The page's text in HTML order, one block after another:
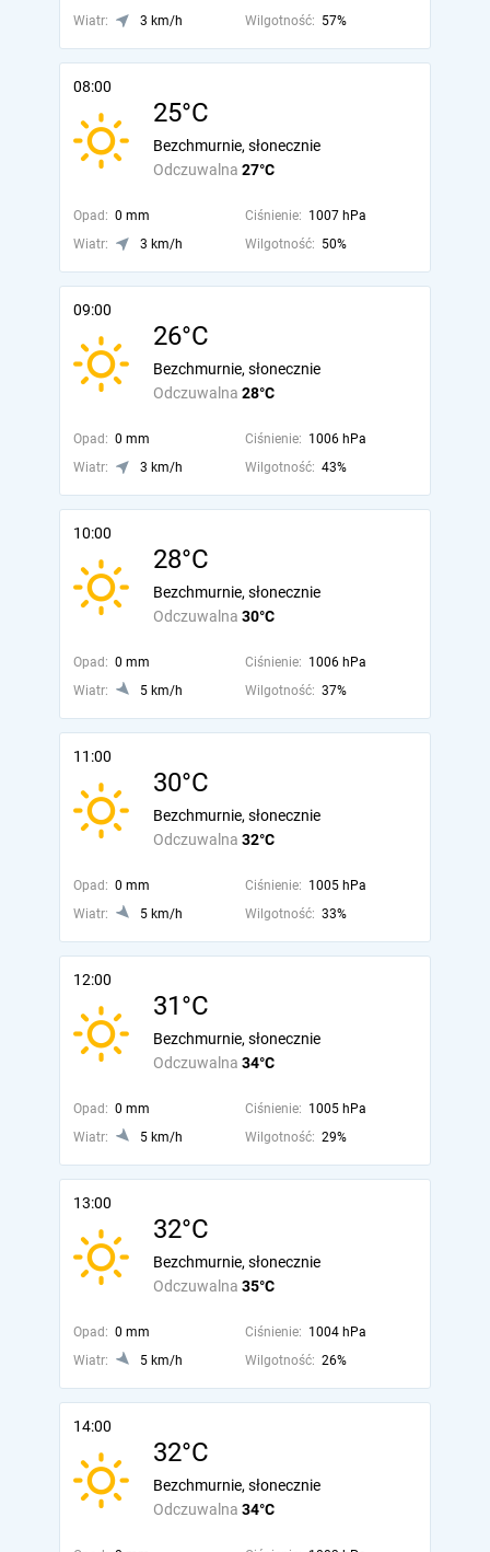
Wiatr: 3 km/h Wilgotność: 57%
08:00
25°C
Odczuwalna 27°C
Bezchmurnie, słonecznie
Opad: 0 mm Ciśnienie: 1007 hPa
Wiatr:
3 km/h Wilgotność: 50%
09:00
26°C
Odczuwalna 28°C
Bezchmurnie, słonecznie
Opad: 0 mm Ciśnienie: 1006 hPa
Wiatr:
3 km/h Wilgotność: 43%
10:00
28°C
Odczuwalna 30°C
Bezchmurnie, słonecznie
Opad: 0 mm Ciśnienie: 1006 hPa
Wiatr:
5 km/h Wilgotność: 37%
11:00
30°C
Odczuwalna 32°C
Bezchmurnie, słonecznie
Opad: 0 mm Ciśnienie: 1005 hPa
Wiatr:
5 km/h Wilgotność: 33%
12:00
31°C
Odczuwalna 34°C
Bezchmurnie, słonecznie
Opad: 0 mm Ciśnienie: 1005 hPa
Wiatr:
5 km/h Wilgotność: 29%
13:00
32°C
Odczuwalna 35°C
Bezchmurnie, słonecznie
Opad: 0 mm Ciśnienie: 1004 hPa
Wiatr:
5 km/h Wilgotność: 26%
14:00
32°C
Odczuwalna 34°C
Bezchmurnie, słonecznie